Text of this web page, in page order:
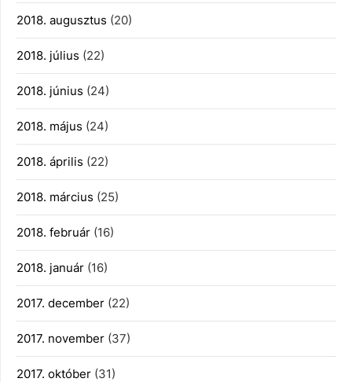
2018. augusztus (20)
2018. július (22)
2018. június (24)
2018. május (24)
2018. április (22)
2018. március (25)
2018. február (16)
2018. január (16)
2017. december (22)
2017. november (37)
2017. október (31)